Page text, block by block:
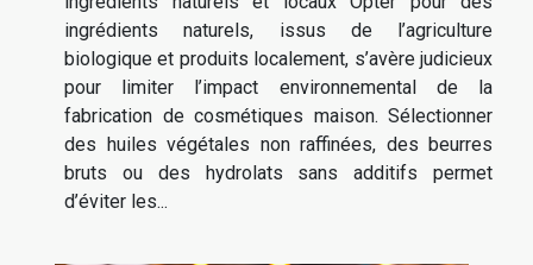
ingrédients naturels, issus de l’agriculture
biologique et produits localement, s’avère judicieux
pour limiter l’impact environnemental de la
fabrication de cosmétiques maison. Sélectionner
des huiles végétales non raffinées, des beurres
bruts ou des hydrolats sans additifs permet
d’éviter les...